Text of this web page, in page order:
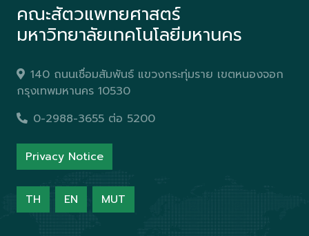
คณะสัตวแพทยศาสตร์
มหาวิทยาลัยเทคโนโลยีมหานคร
140 ถนนเชื่อมสัมพันธ์ แขวงกระทุ่มราย เขตหนองจอก
กรุงเทพมหานคร 10530
0-2988-3655 ต่อ 5200
Privacy Notice
TH EN MUT